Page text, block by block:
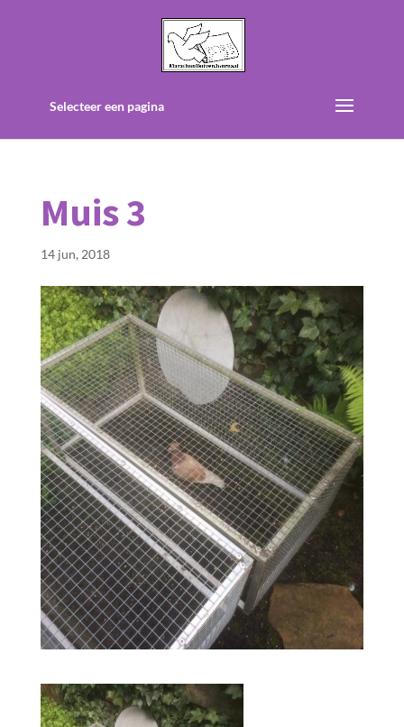
Selecteer een pagina
Muis 3
14 jun, 2018